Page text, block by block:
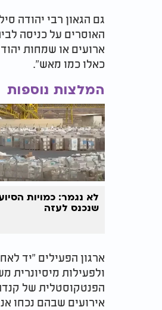
גם הגאון רבי יהודה
האוסרים על כניסה
ארועים או שמחות
כאלו כמו מאש".
המלצות נוספות
לא נגמר: כמויות
שנכנס לעזה
ארגון הפעילים "יד
ולפעילות
הפנטקוסטלית של
אירועים שבהם נכחו